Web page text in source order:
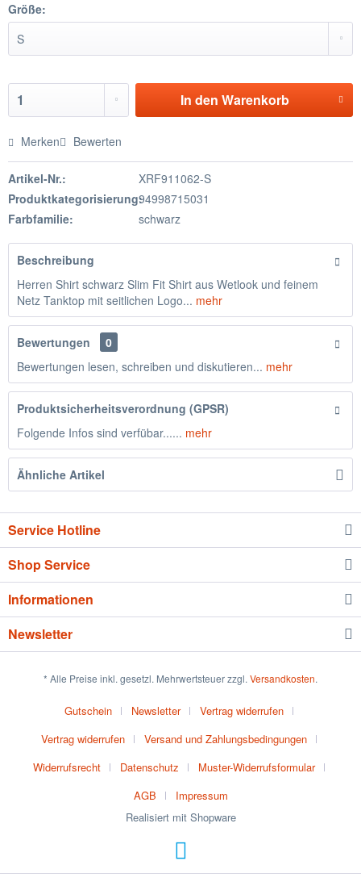
Größe:
In den Warenkorb
Merken Bewerten
Artikel-Nr.:
XRF911062-S
Produktkategorisierung:94998715031
Farbfamilie:
schwarz
Beschreibung
Herren Shirt schwarz Slim Fit Shirt aus Wetlook und feinem
Netz Tanktop mit seitlichen Logo... mehr
Bewertungen
0
Bewertungen lesen, schreiben und diskutieren... mehr
Produktsicherheitsverordnung (GPSR)
Folgende Infos sind verfübar...... mehr
Ähnliche Artikel
Service Hotline
Shop Service
Informationen
Newsletter
* Alle Preise inkl. gesetzl. Mehrwertsteuer zzgl. Versandkosten.
Gutschein Newsletter
Vertrag widerrufen
Vertrag widerrufen
Versand und Zahlungsbedingungen
Widerrufsrecht
Datenschutz
Muster-Widerrufsformular
AGB
Impressum
Realisiert mit Shopware